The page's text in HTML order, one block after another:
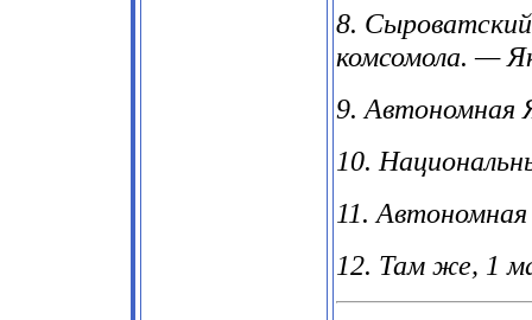
8.
комсомола. —
9. Автономная
10.
11.
12. Там же, 1